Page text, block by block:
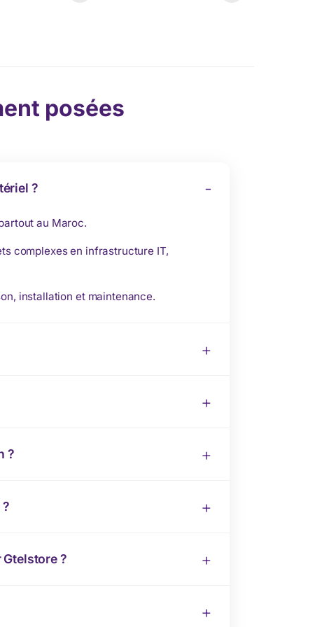
posées
?
au Maroc.
complexes en infrastructure IT,
installation et maintenance.
?
?